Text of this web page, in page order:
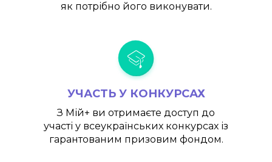
як потрібно його виконувати.
УЧАСТЬ У КОНКУРСАХ
З Мій+ ви отримаєте доступ до
участі у всеукраїнських конкурсах із
гарантованим призовим фондом.